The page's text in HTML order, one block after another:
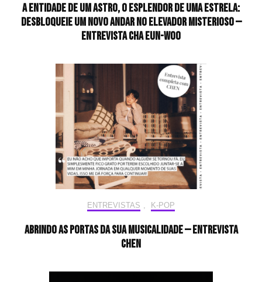
A entidade de um astro, o esplendor de uma estrela:
desbloqueie um novo andar no elevador misterioso —
Entrevista CHA EUN-WOO
ENTREVISTAS K-POP
Abrindo as portas da sua musicalidade — Entrevista
CHEN